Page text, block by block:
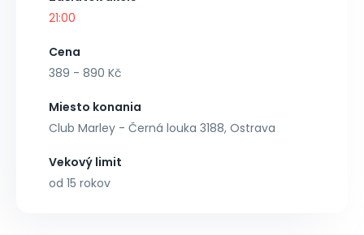
21:00
Cena
389 - 890 Kč
Miesto konania
Club Marley - Černá louka 3188, Ostrava
Vekový limit
od 15 rokov